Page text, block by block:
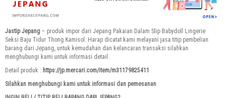
Jastip Jepang – produk impor dari Jepang Pakaian Dalam Slip Babydoll Lingerie
Seksi Baju Tidur Thong Kamisol. Harap dicatat kami melayani jasa titip pembelian
barang dari Jepang, untuk kemudahan dan kelancaran transaksi silahkan
menghubungi kami untuk informasi detail.
Detail produk : https://jp.mercari.com/item/m31179825411
Silahkan menghubungi kami untuk informasi dan pemesanan